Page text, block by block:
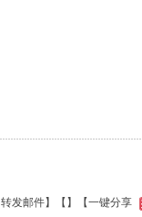
转发邮件】【 】 【一键分享